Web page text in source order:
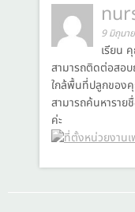
9 มิถุนา
เรียน
สามารถติดต่อสอบ
ใกล้พื้นที่ปลูกของ
สามารถค้นหาราย
ค่ะ